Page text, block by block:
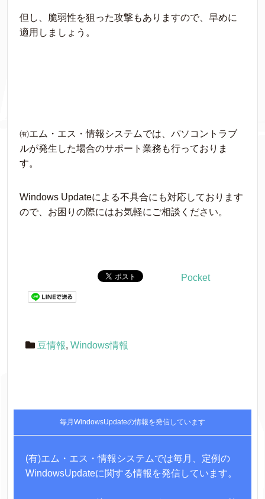
但し、脆弱性を狙った攻撃もありますので、早めに
適用しましょう。
㈲エム・エス・情報システムでは、パソコントラブ
ルが発生した場合のサポート業務も行っておりま
す。
Windows Updateによる不具合にも対応しております
ので、お困りの際にはお気軽にご相談ください。
Pocket
豆情報, Windows情報
毎月WindowsUpdateの情報を発信しています
(有)エム・エス・情報システムでは毎月、定例の
WindowsUpdateに関する情報を発信しています。